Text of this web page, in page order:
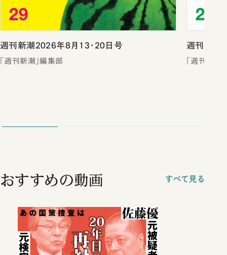
週刊新潮2026年8月13・20日号
「週刊新潮」編集部
週刊新潮
「週刊新潮
おすすめの動画 すべて見る